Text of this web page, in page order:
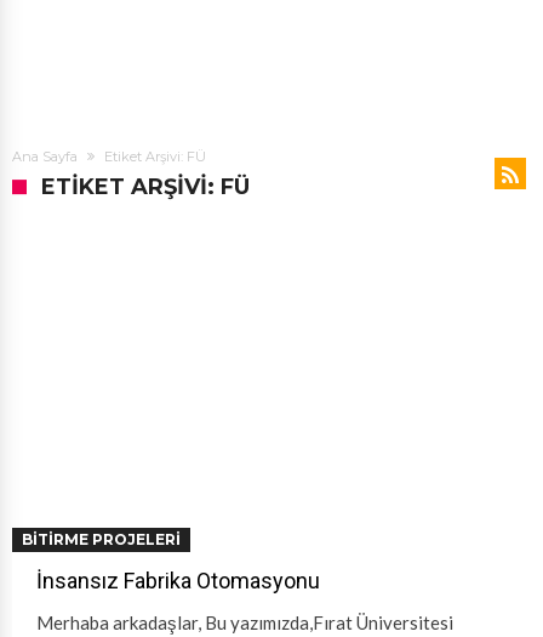
Ana Sayfa Etiket Arşivi: FÜ
ETIKET ARŞIVI: FÜ
BITIRME PROJELERI
İnsansız Fabrika Otomasyonu
Merhaba arkadaşlar, Bu yazımızda,Fırat Üniversitesi